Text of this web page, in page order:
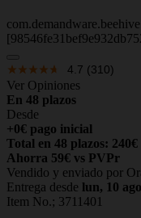
4.7 (310)
Ver Opiniones
En 48 plazos
Desde
+0€ pago inicial
Total en 48 plazos: 240€
Ahorra 59€ vs PVPr
Vendido y enviado por
Entrega desde lun, 10 ago
Item No.; 3711401